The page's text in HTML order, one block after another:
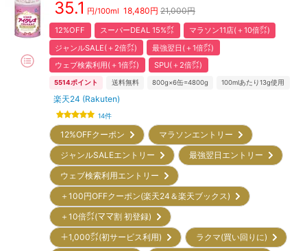
35.1 円/100ml 18,480円 21,000円
12%OFF スーパーDEAL 15%㌽
マラソン11店(＋10倍㌽)
ジャンルSALE(＋2倍㌽)
最強翌日(＋1倍㌽)
ウェブ検索利用(＋1倍㌽)
SPU(＋2倍㌽)
5514ポイント 送料無料 800g×6缶=4800g 100mlあたり13g使用
楽天24 (Rakuten)
14件
12%OFFクーポン
マラソンエントリー
ジャンルSALEエントリー
最強翌日エントリー
ウェブ検索利用エントリー
＋100円OFFクーポン(楽天24＆楽天ブックス)
＋10倍㌽(ママ割 初登録)
＋1,000㌽(初サービス利用)
ラクマ(買い回りに)